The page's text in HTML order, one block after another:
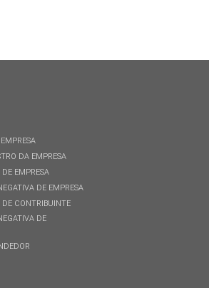
DA EMPRESA
EMPRESA
DE EMPRESA
CONTRIBUINTE
DE